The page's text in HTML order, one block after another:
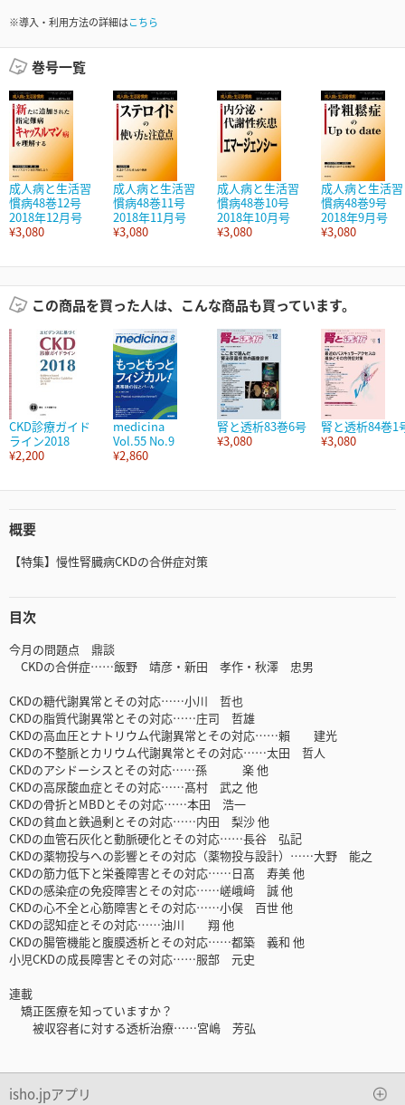
※導入・利用方法の詳細はこちら
巻号一覧
成人病と生活習
慣病48巻12号
2018年12月号
¥3,080
成人病と生活習
慣病48巻11号
2018年11月号
¥3,080
成人病と生活習
慣病48巻10号
2018年10月号
¥3,080
成人病と生活習
慣病48巻9号
2018年9月号
¥3,080
この商品を買った人は、こんな商品も買っています。
CKD診療ガイド
ライン2018
¥2,200
medicina
Vol.55 No.9
¥2,860
腎と透析83巻6号
¥3,080
腎と透析84巻1
¥3,080
概要
【特集】慢性腎臓病CKDの合併症対策
目次
今月の問題点 鼎談
CKDの合併症……飯野 靖彦・新田 孝作・秋澤 忠男
CKDの糖代謝異常とその対応……小川 哲也
CKDの脂質代謝異常とその対応……庄司 哲雄
CKDの高血圧とナトリウム代謝異常とその対応……賴 建光
CKDの不整脈とカリウム代謝異常とその対応……太田 哲人
CKDのアシドーシスとその対応……孫 楽 他
CKDの高尿酸血症とその対応……髙村 武之 他
CKDの骨折とMBDとその対応……本田 浩一
CKDの貧血と鉄過剰とその対応……内田 梨沙 他
CKDの血管石灰化と動脈硬化とその対応……長谷 弘記
CKDの薬物投与への影響とその対応（薬物投与設計）……大野 能之
CKDの筋力低下と栄養障害とその対応……日髙 寿美 他
CKDの感染症の免疫障害とその対応……嵯峨﨑 誠 他
CKDの心不全と心筋障害とその対応……小俣 百世 他
CKDの認知症とその対応……油川 翔 他
CKDの腸管機能と腹膜透析とその対応……都築 義和 他
小児CKDの成長障害とその対応……服部 元史
連載
矯正医療を知っていますか？
被収容者に対する透析治療……宮嶋 芳弘
isho.jpアプリ